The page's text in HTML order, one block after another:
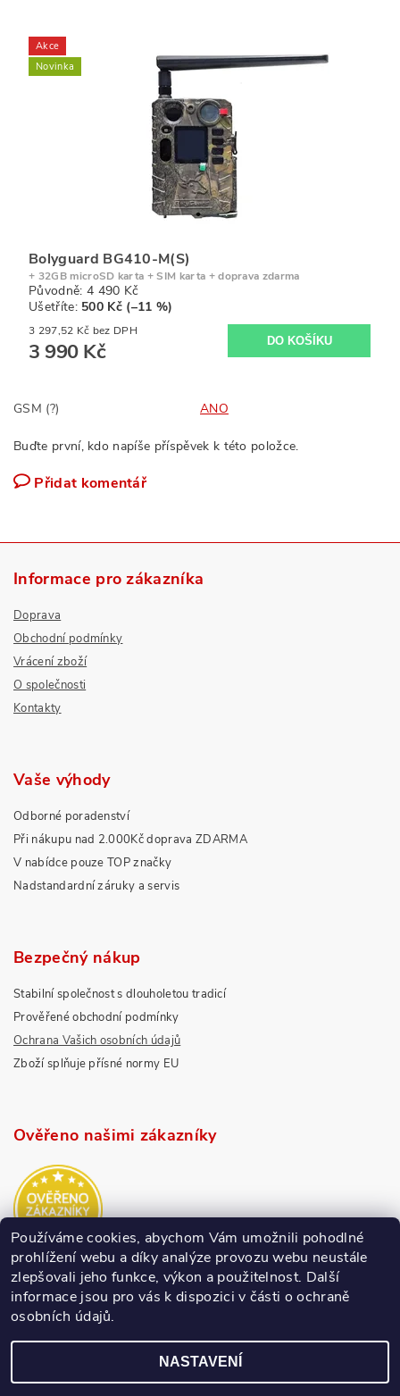
Akce
Novinka
Bolyguard BG410-M(S)
+ 32GB microSD karta + SIM karta + doprava zdarma
Původně: 4 490 Kč
Ušetříte: 500 Kč (–11 %)
3 297,52 Kč bez DPH
3 990 Kč
GSM (?) ANO
Buďte první, kdo napíše příspěvek k této položce.
Přidat komentář
Informace pro zákazníka
Doprava
Obchodní podmínky
Vrácení zboží
O společnosti
Kontakty
Vaše výhody
Odborné poradenství
Při nákupu nad 2.000Kč doprava ZDARMA
V nabídce pouze TOP značky
Nadstandardní záruky a servis
Bezpečný nákup
Stabilní společnost s dlouholetou tradicí
Prověřené obchodní podmínky
Ochrana Vašich osobních údajů
Zboží splňuje přísné normy EU
Ověřeno našimi zákazníky
Používáme cookies, abychom Vám umožnili pohodlné
prohlížení webu a díky analýze provozu webu neustále
zlepšovali jeho funkce, výkon a použitelnost. Další
informace jsou pro vás k dispozici v části o ochraně
osobních údajů.
NASTAVENÍ